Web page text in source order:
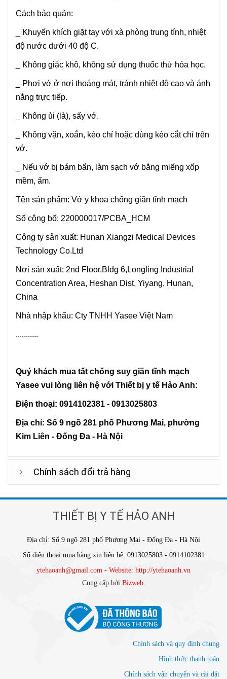
Cách bảo quản:
_ Khuyến khích giặt tay với xà phòng trung tính, nhiệt
độ nước dưới 40 độ C.
_ Không giặc khô, không sử dụng thuốc thử hóa học.
_ Phơi vớ ở nơi thoáng mát, tránh nhiệt độ cao và ánh
nắng trực tiếp.
_ Không ủi (là), sấy vớ.
_ Không vặn, xoắn, kéo chỉ hoặc dùng kéo cắt chỉ trên
vớ.
_ Nếu vớ bị bám bẩn, làm sạch vớ bằng miếng xốp
mềm, ẩm.
Tên sản phẩm: Vớ y khoa chống giãn tĩnh mạch
Số công bố: 220000017/PCBA_HCM
Công ty sản xuất: Hunan Xiangzi Medical Devices
Technology Co.Ltd
Nơi sản xuất: 2nd Floor,Bldg 6,Longling Industrial
Concentration Area, Heshan Dist, Yiyang, Hunan,
China
Nhà nhập khẩu: Cty TNHH Yasee Việt Nam
...........
Quý khách mua tất chống suy giãn tĩnh mạch
Yasee vui lòng liên hệ với Thiết bị y tế Hảo Anh:
Điện thoại: 0914102381 - 0913025803
Địa chỉ: Số 9 ngõ 281 phố Phương Mai, phường
Kim Liên - Đống Đa - Hà Nội
Chính sách đổi trả hàng
THIẾT BỊ Y TẾ HẢO ANH
Địa chỉ: Số 9 ngõ 281 phố Phương Mai - Đống Đa - Hà Nội
Số điện thoại mua hàng xin liên hệ: 0913025803 - 0914102381
ytehaoanh@gmail.com - Website: http://ytehaoanh.vn
Cung cấp bởi Bizweb.
Chính sách và quy định chung
Hình thức thanh toán
Chính sách vận chuyển và cài đặt